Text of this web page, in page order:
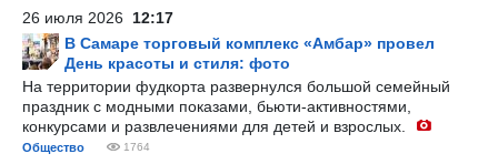
26 июля 2026 12:17
В Самаре торговый комплекс «Амбар» провел
День красоты и стиля: фото
На территории фудкорта развернулся большой семейный
праздник с модными показами, бьюти-активностями,
конкурсами и развлечениями для детей и взрослых.
Общество 1764